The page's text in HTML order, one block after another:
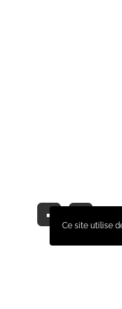
Ce site utilise